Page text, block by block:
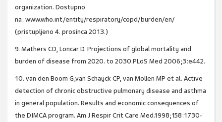
organization. Dostupno
na: www.who.int/entity/respiratory/copd/burden/en/
(pristupljeno 4. prosinca 2013.)
9. Mathers CD, Loncar D. Projections of global mortality and
burden of disease from 2020. to 2030.PLoS Med 2006;3:e442.
10. van den Boom G,van Schayck CP, van Möllen MP et al. Active
detection of chronic obstructive pulmonary disease and asthma
in general population. Results and economic consequences of
the DIMCA program. Am J Respir Crit Care Med.1998;158:1730-